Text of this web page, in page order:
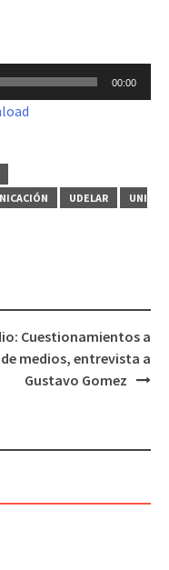
00:00
UDELAR
UNI
Cuestionamientos a
medios, entrevista a
Gustavo Gomez